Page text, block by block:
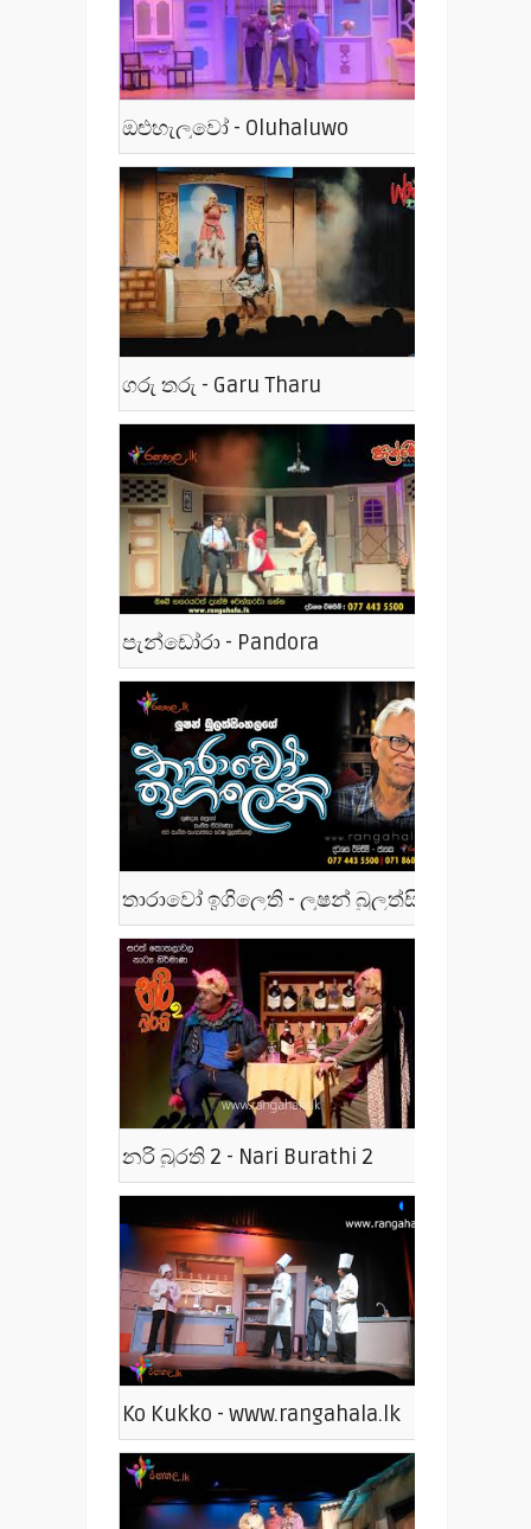
ඔළුහැලුවෝ - Oluhaluwo
ගරු තරු - Garu Tharu
පැන්ඩෝරා - Pandora
නරි බුරති 2 - Nari Burathi 2
Ko Kukko - www.rangahala.lk